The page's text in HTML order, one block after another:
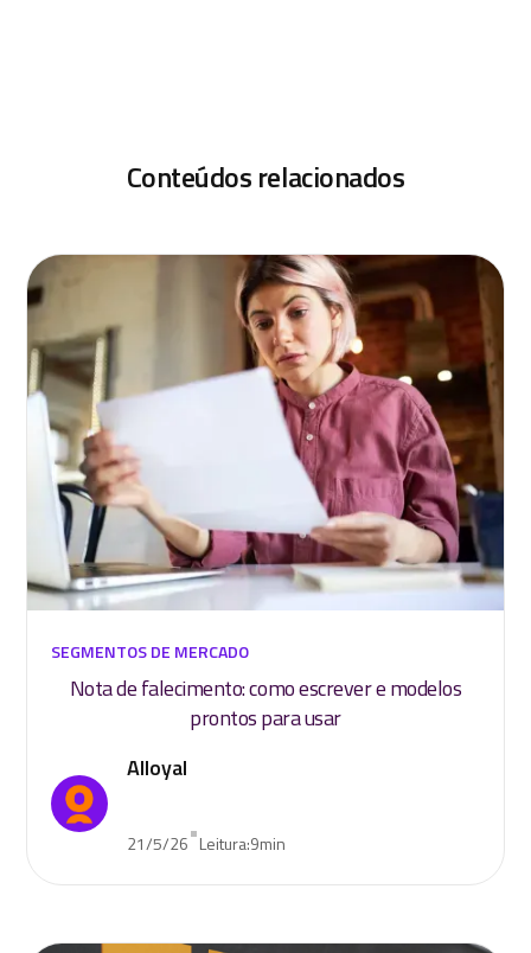
Conteúdos relacionados
SEGMENTOS DE MERCADO
Nota de falecimento: como escrever e modelos
prontos para usar
Alloyal
21/5/26•Leitura:9min